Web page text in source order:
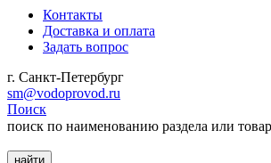
Контакты
Доставка и оплата
Задать вопрос
г. Санкт-Петербург
sm@vodoprovod.ru
Поиск
поиск по наименованию раздела или